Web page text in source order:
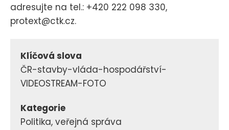
adresujte na tel.: +420 222 098 330,
protext@ctk.cz.
Klíčová slova
ČR-stavby-vláda-hospodářství-
VIDEOSTREAM-FOTO
Kategorie
Politika, veřejná správa